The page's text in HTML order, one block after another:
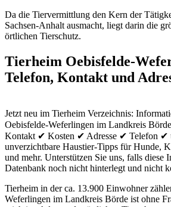
Da die Tiervermittlung den Kern der
Sachsen-Anhalt ausmacht, liegt darin die
örtlichen Tierschutz.
Tierheim Oebisfelde-
Telefon, Kontakt und
Jetzt neu im Tierheim Verzeichnis:
Oebisfelde-Weferlingen im Landkreis
Kontakt ✔ Kosten ✔ Adresse ✔ Telefon ✔
unverzichtbare Haustier-Tipps für Hunde,
und mehr. Unterstützen Sie uns, falls diese
Datenbank noch nicht hinterlegt und nicht
Tierheim in der ca. 13.900 Einwohner
Weferlingen im Landkreis Börde ist ohne